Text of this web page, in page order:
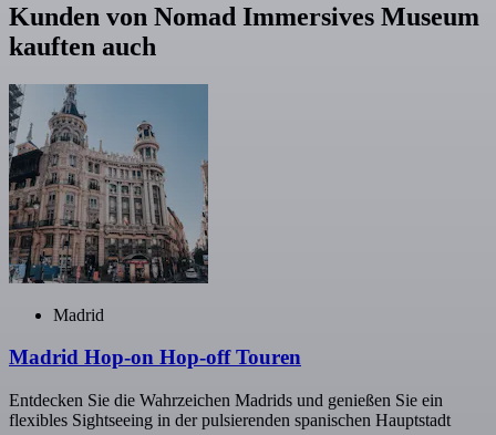
Kunden von Nomad Immersives Museum
kauften auch
Madrid
Madrid Hop-on Hop-off Touren
Entdecken Sie die Wahrzeichen Madrids und genießen Sie ein
flexibles Sightseeing in der pulsierenden spanischen Hauptstadt